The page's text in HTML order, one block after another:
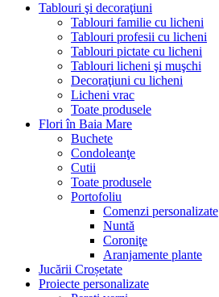
Tablouri şi decoraţiuni
Tablouri familie cu licheni
Tablouri profesii cu licheni
Tablouri pictate cu licheni
Tablouri licheni şi muşchi
Decoraţiuni cu licheni
Licheni vrac
Toate produsele
Flori în Baia Mare
Buchete
Condoleanţe
Cutii
Toate produsele
Portofoliu
Comenzi personalizate
Nuntă
Coroniţe
Aranjamente plante
Jucării Croșetate
Proiecte personalizate